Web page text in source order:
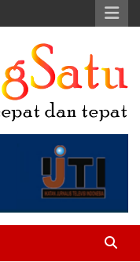
dan